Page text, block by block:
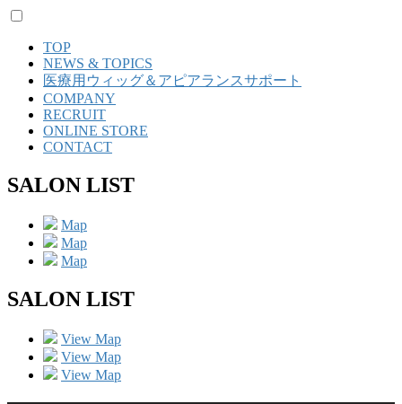
TOP
NEWS & TOPICS
医療用ウィッグ＆アピアランスサポート
COMPANY
RECRUIT
ONLINE STORE
CONTACT
SALON LIST
Map
Map
Map
SALON LIST
View Map
View Map
View Map